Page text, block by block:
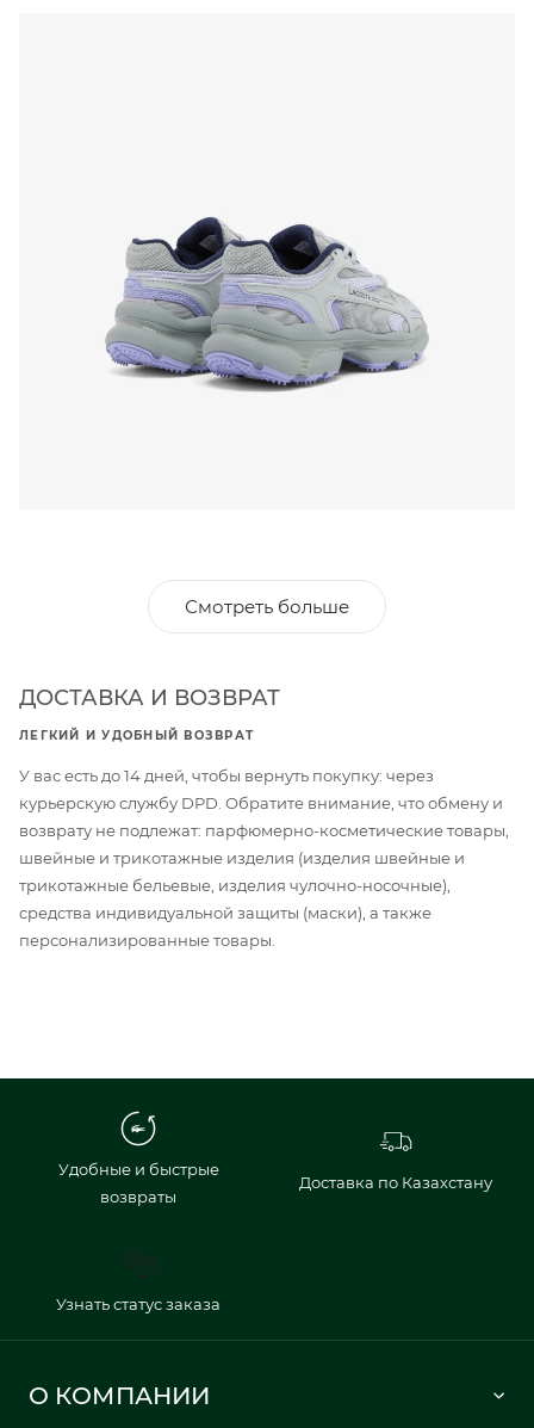
Смотреть больше
ДОСТАВКА И ВОЗВРАТ
ЛЕГКИЙ И УДОБНЫЙ ВОЗВРАТ
У вас есть до 14 дней, чтобы вернуть покупку: через
курьерскую службу DPD. Обратите внимание, что обмену и
возврату не подлежат: парфюмерно-косметические товары,
швейные и трикотажные изделия (изделия швейные и
трикотажные бельевые, изделия чулочно-носочные),
средства индивидуальной защиты (маски), а также
персонализированные товары.
Удобные и быстрые
возвраты
Доставка по Казахстану
Узнать статус заказа
О КОМПАНИИ